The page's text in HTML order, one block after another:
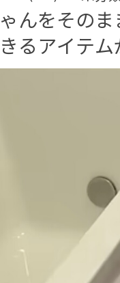
んをその
るアイテム